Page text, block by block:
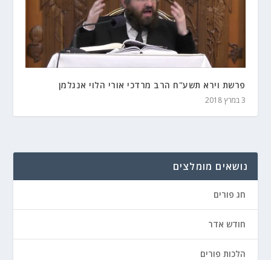
פרשת וירא תשע"ח הרב מרדכי אורי הלוי אנגלמן
3 במרץ 2018
נושאים מומלצים
חג פורים
חודש אדר
הלכות פורים